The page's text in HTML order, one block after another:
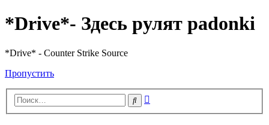
*Drive*- Здесь рулят padonki
*Drive* - Counter Strike Source
Пропустить
Поиск